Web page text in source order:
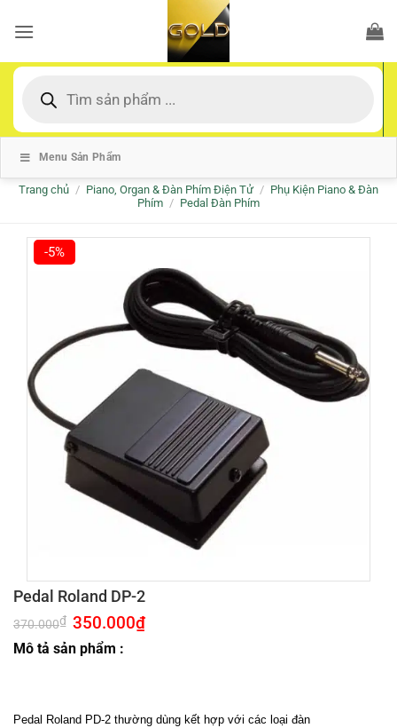
qua
dung
kiếm
Menu Sản Phẩm
Trang chủ / Piano, Organ & Đàn Phím Điện Tử / Phụ Kiện Piano & Đàn
Phím / Pedal Đàn Phím
-5%
Pedal Roland DP-2
370.000₫ Giá
gốc
là:
370.000₫.
350.000₫Giá
Mô tả sản phẩm :
Pedal Roland PD-2 thường dùng kết hợp với các loại đàn